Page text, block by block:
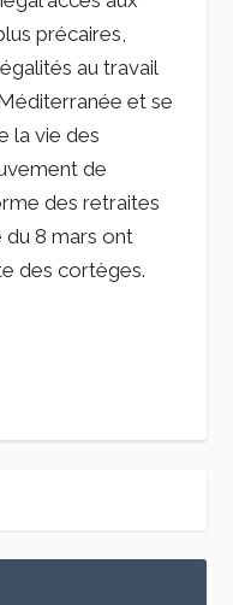
précaires,
au travail
et se
la vie des
de
des retraites
du 8 mars ont
des cortèges.